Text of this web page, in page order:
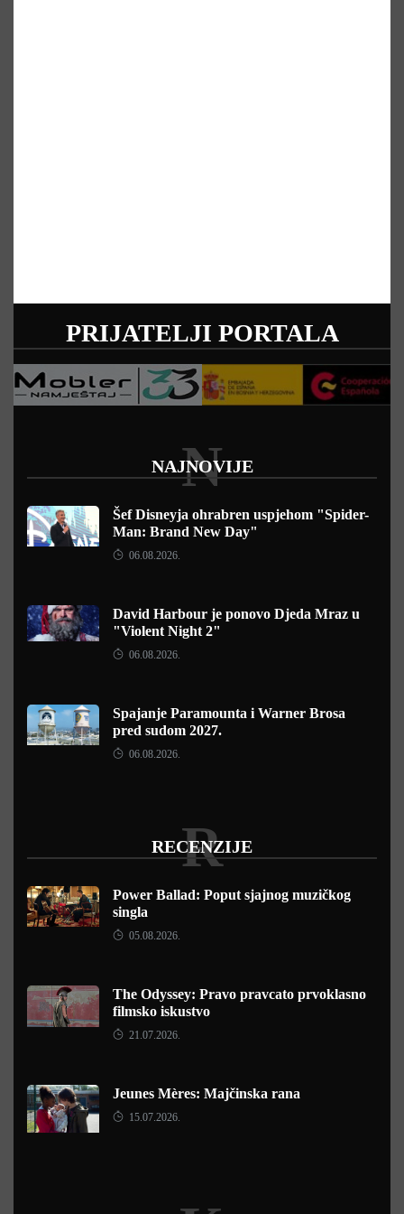
PRIJATELJI PORTALA
NAJNOVIJE
N
Šef Disneyja ohrabren uspjehom "Spider-
Man: Brand New Day"
06.08.2026.
David Harbour je ponovo Djeda Mraz u
"Violent Night 2"
06.08.2026.
Spajanje Paramounta i Warner Brosa
pred sudom 2027.
06.08.2026.
RECENZIJE
R
Power Ballad: Poput sjajnog muzičkog
singla
05.08.2026.
The Odyssey: Pravo pravcato prvoklasno
filmsko iskustvo
21.07.2026.
Jeunes Mères: Majčinska rana
15.07.2026.